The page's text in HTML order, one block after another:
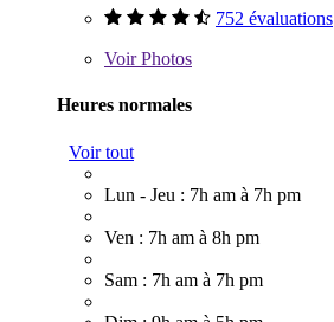
752 évaluations
VoirPhotos
Heures normales
Voir tout
Lun - Jeu : 7h am à 7h pm
Ven : 7h am à 8h pm
Sam : 7h am à 7h pm